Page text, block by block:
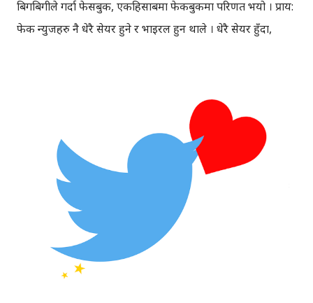
बिगबिगीले गर्दा फेसबुक, एकहिसाबमा फेकबुकमा परिणत भयो । प्राय:
फेक न्युजहरु नै धेरै सेयर हुने र भाइरल हुन थाले । धेरै सेयर हुँदा,
सेयर गर्छ, अर्कोले गर्छ, असत्य तथा काल्पनिक समाचारहरु कै
बोलबाला देखियो । नेपालमा भएको पछिल्लो निर्वाचनमा पनि प्रचारवाजी
शैलीका मनगढन्ते तथा काल्पनिक समाचारहरु भाइरल भए । फलाना र
चिलाना पार्टि, मान्छे पिच्छेका अनलाइन समाचार पोर्टल, फेसबुकको
न्युजफिड हेर्न नै दिक्क लाग्ने किसिमको थियो । सबैभन्दा अनौठो लाग्ने
चाँहि, मान्छेहरु फेसबुकमा फलाना समाचार पोर्टलले लेखेको भन्दै सेयर
गरिरहेका भेटिन्थे । अझ के भने, नेपालका ठूला प्रकाशनहरु सँग
ठ्याक्कै मिल्ने नामहरु राखेर काल्पनिक समाचारको व्यापार गर्ने
समूहहरु नै छन् । उदाहरणको लागि, कान्तिपुरले यस्तो उस्तो लेख्यो ...